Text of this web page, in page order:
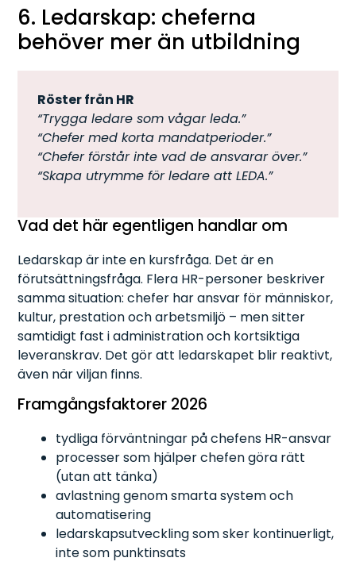
6. Ledarskap: cheferna
behöver mer än utbildning
Röster från HR
“Trygga ledare som vågar leda.”
“Chefer med korta mandatperioder.”
“Chefer förstår inte vad de ansvarar över.”
“Skapa utrymme för ledare att LEDA.”
Vad det här egentligen handlar om
Ledarskap är inte en kursfråga. Det är en
förutsättningsfråga. Flera HR-personer beskriver
samma situation: chefer har ansvar för människor,
kultur, prestation och arbetsmiljö – men sitter
samtidigt fast i administration och kortsiktiga
leveranskrav. Det gör att ledarskapet blir reaktivt,
även när viljan finns.
Framgångsfaktorer 2026
tydliga förväntningar på chefens HR-ansvar
processer som hjälper chefen göra rätt
(utan att tänka)
avlastning genom smarta system och
automatisering
ledarskapsutveckling som sker kontinuerligt,
inte som punktinsats